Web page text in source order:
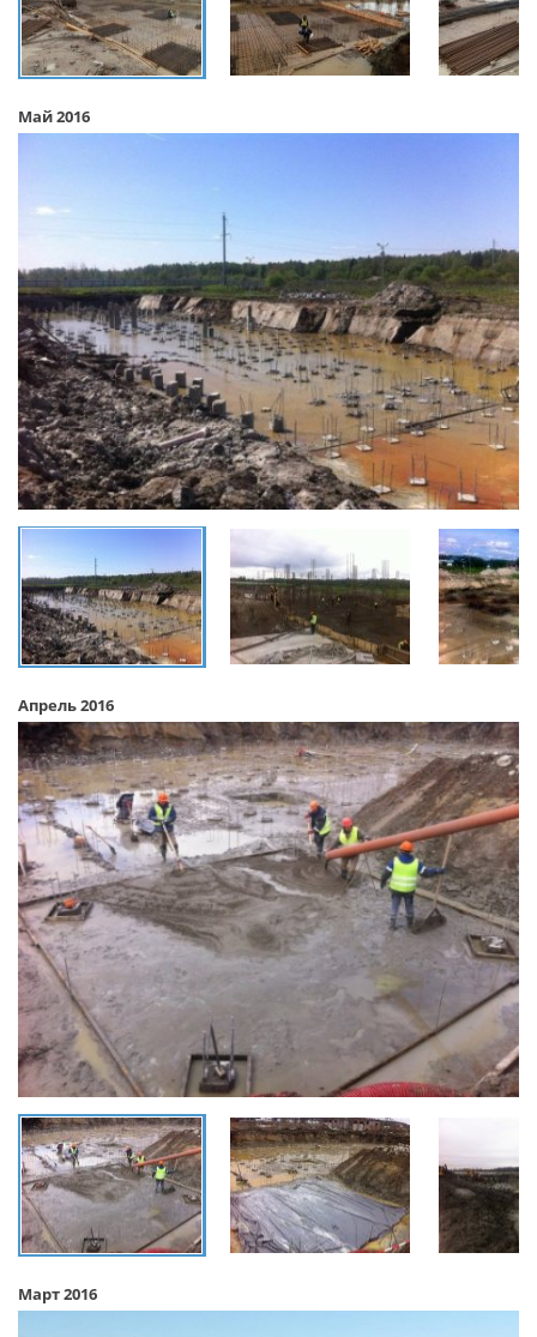
Май 2016
Апрель 2016
Март 2016